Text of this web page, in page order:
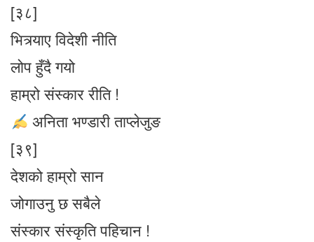
[३८]
भित्र्याए विदेशी नीति
लोप हुँदै गयो
हाम्रो संस्कार रीति !
अनिता भण्डारी ताप्लेजुङ
[३९]
देशको हाम्रो सान
जोगाउनु छ सबैले
संस्कार संस्कृति पहिचान !